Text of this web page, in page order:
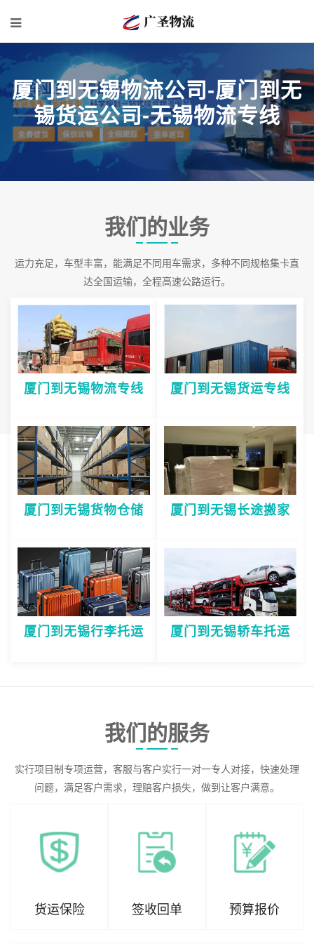
厦门到无锡物流公司-厦门到无
锡货运公司-无锡物流专线
我们的业务
运力充足，车型丰富，能满足不同用车需求，多种不同规格集卡直
达全国运输，全程高速公路运行。
厦门到无锡物流专线 厦门到无锡货运专线
厦门到无锡货物仓储 厦门到无锡长途搬家
厦门到无锡行李托运 厦门到无锡轿车托运
我们的服务
实行项目制专项运营，客服与客户实行一对一专人对接，快速处理
问题，满足客户需求，理赔客户损失，做到让客户满意。
货运保险 签收回单 预算报价